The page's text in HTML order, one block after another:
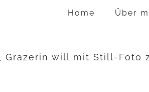
Home Über
Grazerin will mit Still-Foto